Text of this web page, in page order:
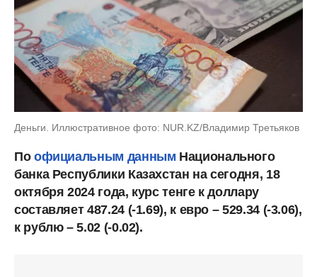
Деньги. Иллюстративное фото: NUR.KZ/Владимир Третьяков
По официальным данным Национального
банка Республики Казахстан на сегодня, 18
октября 2024 года, курс тенге к доллару
составляет 487.24 (-1.69), к евро – 529.34 (-3.06),
к рублю – 5.02 (-0.02).